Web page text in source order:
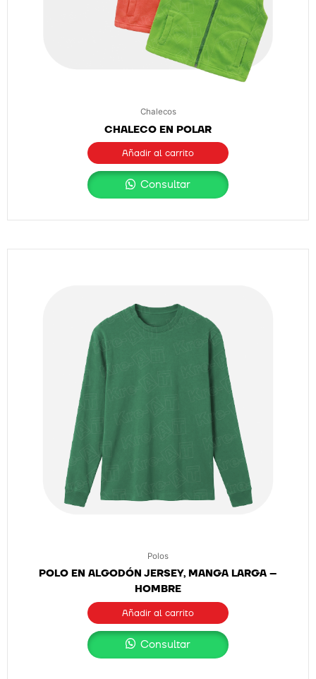
Chalecos
CHALECO EN POLAR
Añadir al carrito
Consultar
Polos
POLO EN ALGODÓN JERSEY, MANGA LARGA –
HOMBRE
Añadir al carrito
Consultar